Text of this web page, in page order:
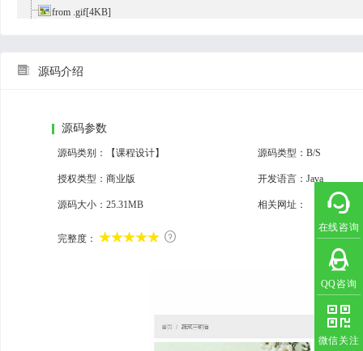
在线咨询
QQ咨询
微信关注
from .gif[4KB]
最新Asp.Net源码下载.url[123B]
 源码介绍
源码参数
源码类别：【课程设计】 源码类型：B/S
授权类型：商业版 开发语言：Java
源码大小： 25.31MB 相关网址： 【免费浏览
完整度： 